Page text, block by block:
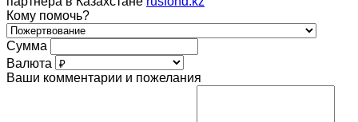
Кому помочь?
Сумма
Валюта
Ваши комментарии и пожелания